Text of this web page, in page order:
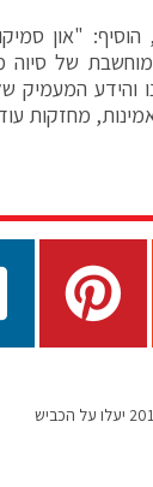
הוסיף: "און
של סיוה
והידע המעמיק
מחזקות
אינטל, מובילאיי ו-BMW: עד אמצע 2017 יעלו על הכביש